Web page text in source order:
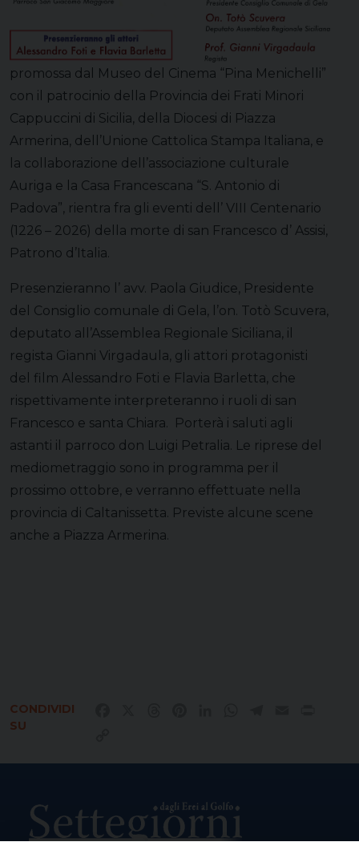
promossa dal Museo del Cinema “Pina Menichelli”
con il patrocinio della Provincia dei Frati Minori
Cappuccini di Sicilia, della Diocesi di Piazza
Armerina, dell’Unione Cattolica Stampa Italiana, e
la collaborazione dell’associazione culturale
Auriga e la Casa Francescana “S. Antonio di
Padova”, rientra fra gli eventi dell’ VIII Centenario
(1226 – 2026) della morte di san Francesco d’ Assisi,
Patrono d’Italia.
Presenzieranno l’ avv. Paola Giudice, Presidente
del Consiglio comunale di Gela, l’on. Totò Scuvera,
deputato all’Assemblea Regionale Siciliana, il
regista Gianni Virgadaula, gli attori protagonisti
del film Alessandro Foti e Flavia Barletta, che
rispettivamente interpreteranno i ruoli di san
Francesco e santa Chiara. Porterà i saluti agli
astanti il parroco don Luigi Petralia. Le riprese del
mediometraggio sono in programma per il
prossimo ottobre, e verranno effettuate nella
provincia di Caltanissetta. Previste alcune scene
anche a Piazza Armerina.
CONDIVIDI
SU